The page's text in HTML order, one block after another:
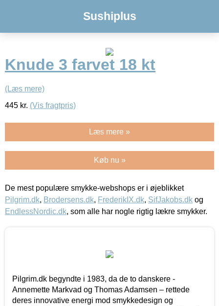
Sushiplus
Knude 3 farvet 18 kt
(Læs mere)
445 kr. (Vis fragtpris)
Læs mere »
Køb nu »
De mest populære smykke-webshops er i øjeblikket
Pilgrim.dk, Brodersens.dk, FrederikIX.dk, SifJakobs.dk og
EndlessNordic.dk, som alle har nogle rigtig lækre smykker.
Pilgrim.dk begyndte i 1983, da de to danskere -
Annemette Markvad og Thomas Adamsen – rettede
deres innovative energi mod smykkedesign og